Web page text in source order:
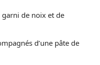
de noix et de
d’une pâte de